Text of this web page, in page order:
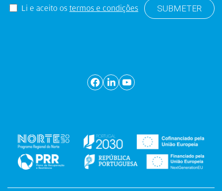
Li e aceito os termos e condições